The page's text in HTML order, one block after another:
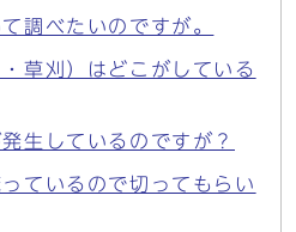
調べたいのですが。
草刈）はどこがしている
生しているのですが？
ているので切ってもらい